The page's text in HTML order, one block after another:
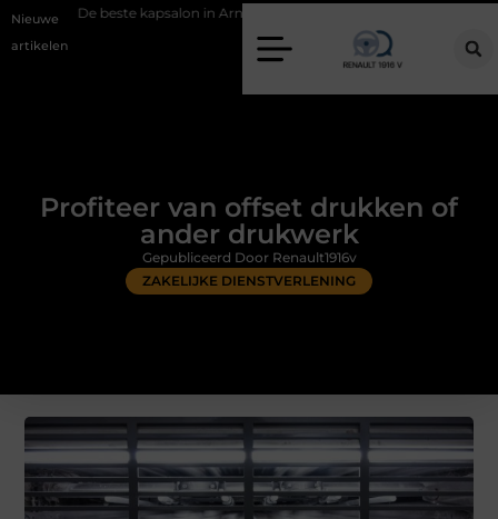
Nieuwe
artikelen
kapsalon in Arnhem: meer dan alleen een knipbeurt
Profiteer van offset drukken of
ander drukwerk
ZAKELIJKE DIENSTVERLENING
Gepubliceerd Door Renault1916v